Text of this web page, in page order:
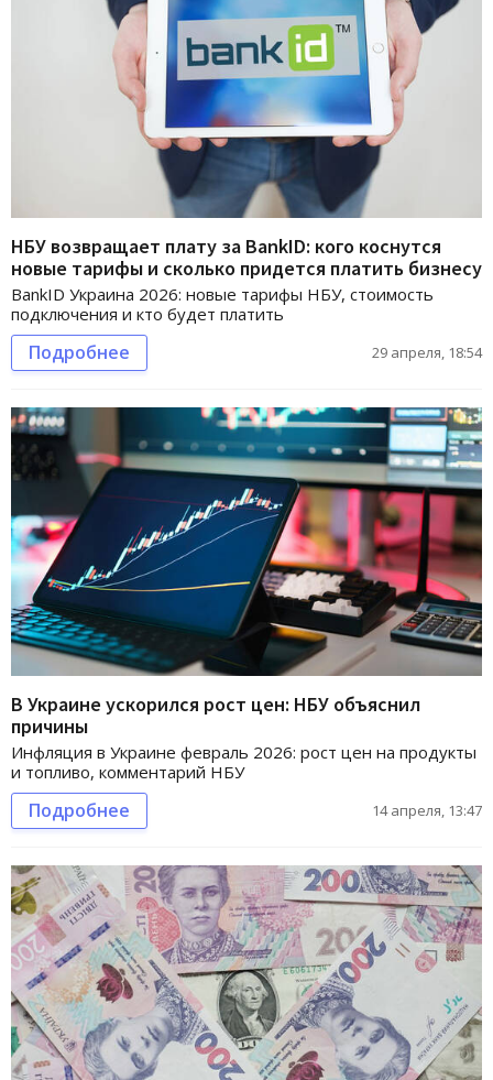
НБУ возвращает плату за BankID: кого коснутся
новые тарифы и сколько придется платить бизнесу
BankID Украина 2026: новые тарифы НБУ, стоимость
подключения и кто будет платить
Подробнее 29 апреля, 18:54
В Украине ускорился рост цен: НБУ объяснил
причины
Инфляция в Украине февраль 2026: рост цен на продукты
и топливо, комментарий НБУ
Подробнее 14 апреля, 13:47